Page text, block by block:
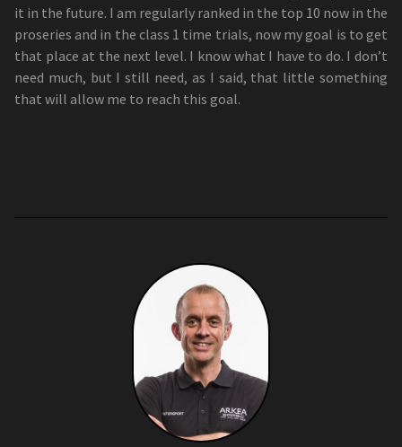
it in the future. I am regularly ranked in the top 10 now in the
proseries and in the class 1 time trials, now my goal is to get
that place at the next level. I know what I have to do. I don’t
need much, but I still need, as I said, that little something
that will allow me to reach this goal.